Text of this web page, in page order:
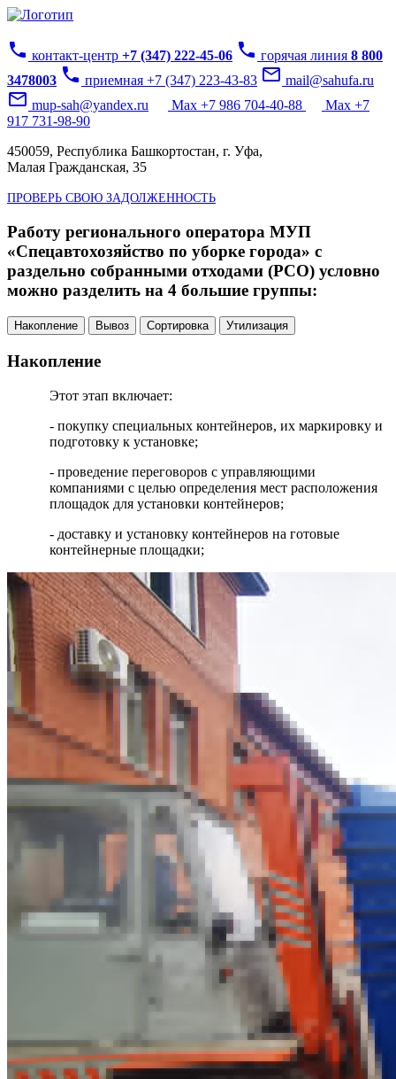
phone контакт-центр +7 (347) 222-45-06 phone горячая линия 8 800
3478003 phone приемная +7 (347) 223-43-83 mail_outline mail@sahufa.ru
mail_outline mup-sah@yandex.ru Max +7 986 704-40-88
Max +7
917 731-98-90
450059, Республика Башкортостан, г. Уфа,
Малая Гражданская, 35
ПРОВЕРЬ СВОЮ ЗАДОЛЖЕННОСТЬ
Работу регионального оператора МУП
«Спецавтохозяйство по уборке города» с
раздельно собранными отходами (РСО) условно
можно разделить на 4 большие группы:
Накопление Вывоз Сортировка Утилизация
Накопление
Этот этап включает:
- покупку специальных контейнеров, их маркировку и
подготовку к установке;
- проведение переговоров с управляющими
компаниями с целью определения мест расположения
площадок для установки контейнеров;
- доставку и установку контейнеров на готовые
контейнерные площадки;